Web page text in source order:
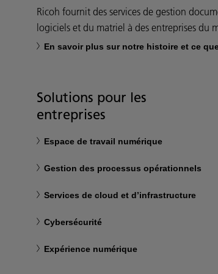
Ricoh fournit des services de gestion
logiciels et du matriel à des entreprises du
En savoir plus sur notre histoire et ce
Solutions pour les
entreprises
Espace de travail numérique
Gestion des processus opérationnels
Services de cloud et d’infrastructure
Cybersécurité
Expérience numérique